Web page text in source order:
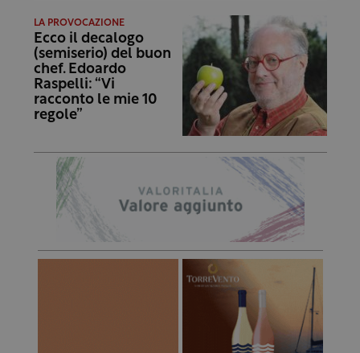
LA PROVOCAZIONE
Ecco il decalogo
(semiserio) del buon
chef. Edoardo
Raspelli: “Vi
racconto le mie 10
regole”